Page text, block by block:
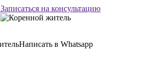
Записаться на консультацию
Написать в Whatsapp